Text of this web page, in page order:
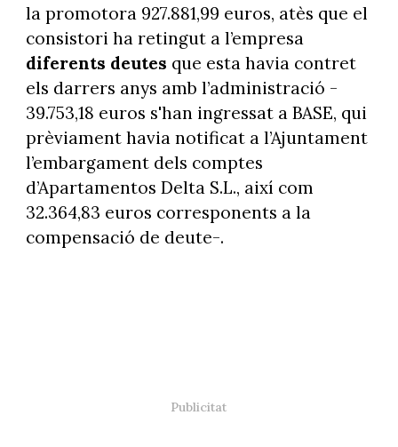
la promotora 927.881,99 euros, atès que el
consistori ha retingut a l’empresa
diferents deutes que esta havia contret
els darrers anys amb l’administració -
39.753,18 euros s'han ingressat a BASE, qui
prèviament havia notificat a l’Ajuntament
l’embargament dels comptes
d’Apartamentos Delta S.L., així com
32.364,83 euros corresponents a la
compensació de deute-.